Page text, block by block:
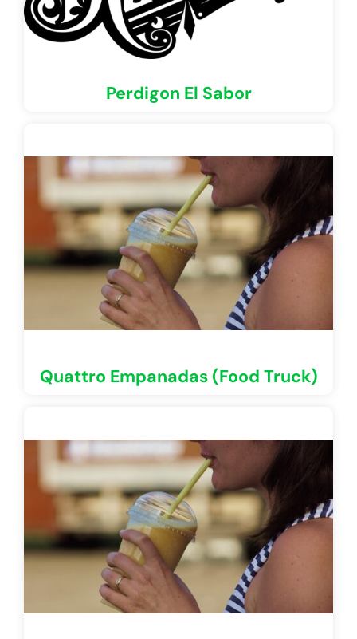
Perdigon El Sabor
Quattro Empanadas (Food Truck)